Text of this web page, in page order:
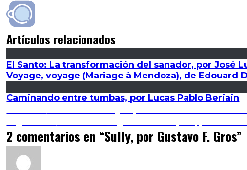
Artículos relacionados
El Santo: La transformación del sanador, por José
Voyage, voyage (Mariage à Mendoza), de Edouard
Caminando entre tumbas, por Lucas Pablo Beriain
Navegación
de
entradas
siguiente:
2 comentarios en “Sully, por Gustavo F. Gros”